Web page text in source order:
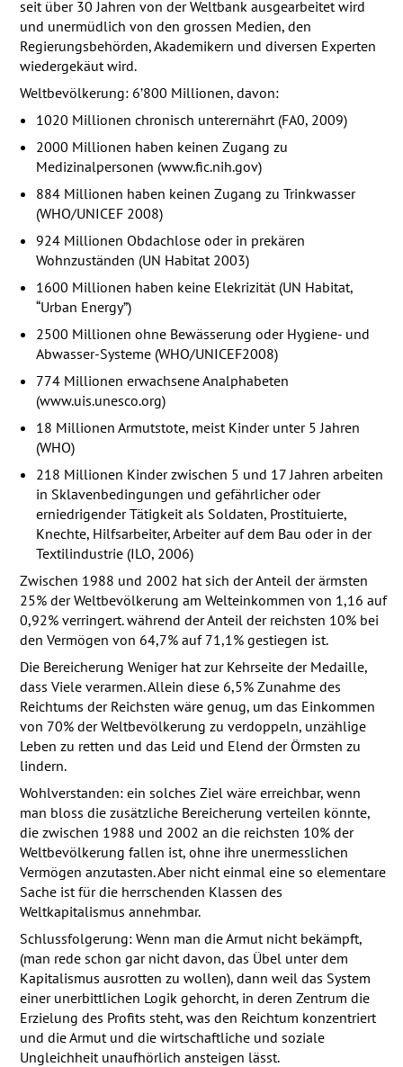
seit über 30 Jahren von der Weltbank ausgearbeitet wird
und unermüdlich von den grossen Medien, den
Regierungsbehörden, Akademikern und diversen Experten
wiedergekäut wird.
Weltbevölkerung: 6’800 Millionen, davon:
1020 Millionen chronisch unterernährt (FA0, 2009)
2000 Millionen haben keinen Zugang zu
Medizinalpersonen (www.fic.nih.gov)
884 Millionen haben keinen Zugang zu Trinkwasser
(WHO/UNICEF 2008)
924 Millionen Obdachlose oder in prekären
Wohnzuständen (UN Habitat 2003)
1600 Millionen haben keine Elekrizität (UN Habitat,
“Urban Energy”)
2500 Millionen ohne Bewässerung oder Hygiene- und
Abwasser-Systeme (WHO/UNICEF2008)
774 Millionen erwachsene Analphabeten
(www.uis.unesco.org)
18 Millionen Armutstote, meist Kinder unter 5 Jahren
(WHO)
218 Millionen Kinder zwischen 5 und 17 Jahren arbeiten
in Sklavenbedingungen und gefährlicher oder
erniedrigender Tätigkeit als Soldaten, Prostituierte,
Knechte, Hilfsarbeiter, Arbeiter auf dem Bau oder in der
Textilindustrie (ILO, 2006)
Zwischen 1988 und 2002 hat sich der Anteil der ärmsten
25% der Weltbevölkerung am Welteinkommen von 1,16 auf
0,92% verringert. während der Anteil der reichsten 10% bei
den Vermögen von 64,7% auf 71,1% gestiegen ist.
Die Bereicherung Weniger hat zur Kehrseite der Medaille,
dass Viele verarmen. Allein diese 6,5% Zunahme des
Reichtums der Reichsten wäre genug, um das Einkommen
von 70% der Weltbevölkerung zu verdoppeln, unzählige
Leben zu retten und das Leid und Elend der Örmsten zu
lindern.
Wohlverstanden: ein solches Ziel wäre erreichbar, wenn
man bloss die zusätzliche Bereicherung verteilen könnte,
die zwischen 1988 und 2002 an die reichsten 10% der
Weltbevölkerung fallen ist, ohne ihre unermesslichen
Vermögen anzutasten. Aber nicht einmal eine so elementare
Sache ist für die herrschenden Klassen des
Weltkapitalismus annehmbar.
Schlussfolgerung: Wenn man die Armut nicht bekämpft,
(man rede schon gar nicht davon, das Übel unter dem
Kapitalismus ausrotten zu wollen), dann weil das System
einer unerbittlichen Logik gehorcht, in deren Zentrum die
Erzielung des Profits steht, was den Reichtum konzentriert
und die Armut und die wirtschaftliche und soziale
Ungleichheit unaufhörlich ansteigen lässt.